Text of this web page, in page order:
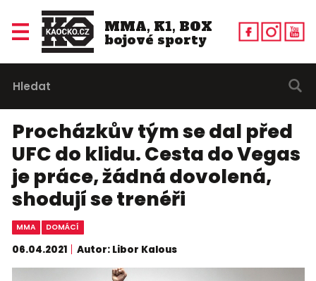
MMA, K1, BOX
bojové sporty
Procházkův tým se dal před
UFC do klidu. Cesta do Vegas
je práce, žádná dovolená,
shodují se trenéři
MMA DOMÁCÍ
06.04.2021 Autor: Libor Kalous